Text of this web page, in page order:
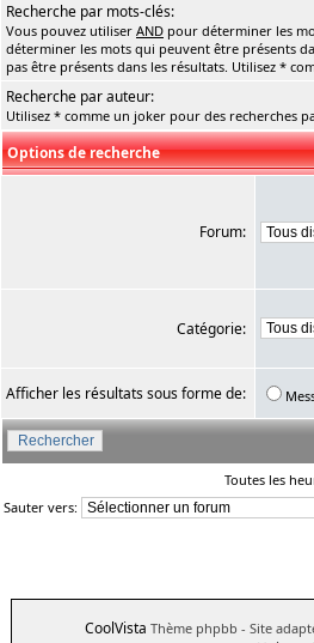
Recherche par mots-clés:
Vous pouvez utiliser AND pour déterminer les
déterminer les mots qui peuvent être présents
pas être présents dans les résultats. Utilisez *
Recherche par auteur:
Utilisez * comme un joker pour des recherches
Options de recherche
Forum:
Catégorie:
Afficher les résultats sous forme de:
Toutes les
Sauter vers:
CoolVista Thème phpbb - Site